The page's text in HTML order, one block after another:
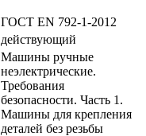
ГОСТ EN 792-1-2012
действующий
Машины ручные
неэлектрические.
Требования
безопасности. Часть 1.
Машины для крепления
деталей без резьбы